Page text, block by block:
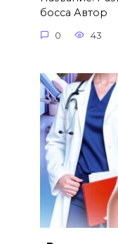
босса Автор
0 43